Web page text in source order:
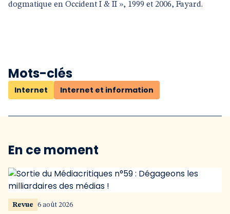
dogmatique en Occident I & II », 1999 et 2006, Fayard.
Mots-clés
Internet Internet et information
En ce moment
Revue 6 août 2026